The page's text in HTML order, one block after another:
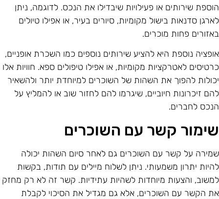
שירותים או פעילויות שיבדילו את הנכס. לדוגמה, ניתן
סדנאות בישול מקומיות, סיורים בעיר, או אפילו טיולים
פחות מוכרים.
נוספת היא להציע שירותים נוספים כמו השכרת אופניים,
לאטרקציות מקומיות, או אפילו טיפולים ספא. חוויות אלו
להפוך את השהות של השוכרים למיוחדת יותר ולהשאיר
זיכרונות חיוביים, שיגרמו להם לחזור שוב או להמליץ על
לחברים.
קשר עם השוכרים
על קשר עם השוכרים גם לאחר סיום השהות יכולה
יתרון משמעותי. ניתן לשלוח מיילים עם תודות, בקשות
והצעות מיוחדות לשהיות עתידיות. קשר זה לא רק מחזק
הקשר עם השוכרים, אלא גם מגדיל את הסיכוי לקבלת